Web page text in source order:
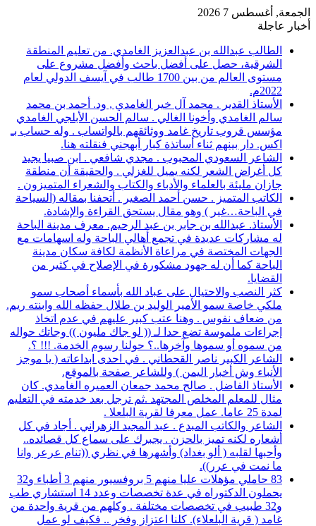
الجمعة, أغسطس 7 2026
أخبار عاجلة
الطالب عبدالله بن عبدالعزيز الغامدي. من تعليم المنطقة
الشرقية، حصل على أفضل باحث وأفضل مشروع على
مستوى العالم من بين 1700 طالب في آيسف الدولي لعام
2022م.
الأستاذ القدير . محمد آل خير الغامدي , ود. أحمد بن محمد
سالم الغامدي وأخونا الغالي . سالم الحسن الأبلجي الغامدي
مؤسس قروب تاريخ غامد ووثائقهم بالواتساب . وله حساب بـ
اكس. دار بينهم ثناء أساتذة كبار أبهجني فنقلته هنا.
الشاعر السعودي المحبوب . مجدي شافعي . ابن صبيا يجيد
كل أغراض الشعر لكنه يميل للغزلي . والحقيقة أن منطقة
جازان مليئة بالعلماء والأدباء والكتاب والشعراء المتميزون .
الكاتب المتميز . حسن أحمد الصغير . أتحفنا بمقاله (السياحة
في الباحة…غير ) وهو مقال يستحق القراءة والإشادة.
الأستاذ. عبدالله بن جابر بن عبد الرحيم. معرف مدينة الباحة
له مشاركات عديدة في تجمع أهالي الباحة وله اسهامات مع
الجهات المختصة في مراعاة الأنظمة لكافة سكان مدينة
الباحة كما أن له جهود مشكورة في الإصلاح في كثير من
القضايا.
كثر النصب والاحتيال على عباد الله بأسماء أصحاب سمو
ملكي خاصة سمو الأمير الوليد بن طلال حفظه الله وابنته ريم.
من ضعاف نفوس . وهنا عتب كبير عليهم في عدم اتخاذ
إجراءات ملموسة تضع حدا لـ (( لو جاك مليون )) وجاتك حواله
من سموه أو سموها وآخرها..؟ حولنا رسوم الخدمة. !!! ؟.
الشاعر الكبير ناصر القحطاني . في احدى ابداعاته ( يا موجز
الأنباء وش أخبار اليمن ) وللشاعر صفحة بالموقع.
الأستاذ الفاضل . صالح محمد جمعان العميره الغامدي. كان
مثال للمعلم المخلص المجتهد .ثم ترجل بعد خدمته في التعليم
لمدة 25 عاما. عمل معرفا لقرية البلعلا .
الشاعر والكاتب المبدع . عبد المجيد الزهراني . أجاد في كل
أشعاره لكنه تميز بالحزن . يجبرك على سماع كل قصائده..
وأحبها لقلبه ( ألو بغداد) وأشهرها في نظري ((تنام عرعر وانا
ما نمت في عرر)).
83 حاملي مؤهلات عليا منهم 5 بروفسيور منهم 3 أطباء و32
يحملون الدكتوراه في عدة تخصصات وعدد 14 استشاري طب
و32 طبيب في تخصصات مختلفة . وكلهم من قرية واحدة من
غامد ( قرية البلعلاء). كلنا اعتزاز وفخر .. فكيف لو عمل